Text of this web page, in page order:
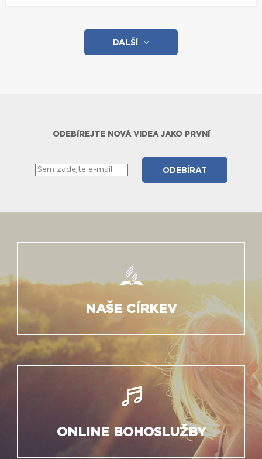
DALŠÍ
ODEBÍREJTE NOVÁ VIDEA JAKO PRVNÍ
NAŠE CÍRKEV
ONLINE BOHOSLUŽBY